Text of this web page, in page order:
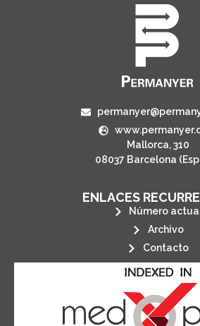
Mallorca, 310
08037 Barcelona
ENLACES
Número
Archivo
Contacto